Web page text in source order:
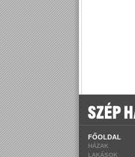
FŐOLDAL
HÁZAK
LAKÁSOK